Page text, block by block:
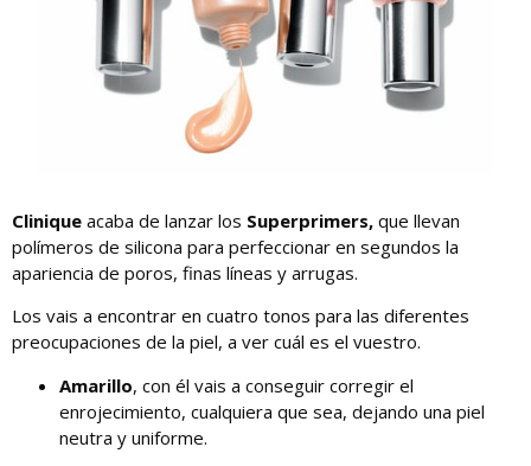
Clinique acaba de lanzar los Superprimers, que llevan
polímeros de silicona para perfeccionar en segundos la
apariencia de poros, finas líneas y arrugas.
Los vais a encontrar en cuatro tonos para las diferentes
preocupaciones de la piel, a ver cuál es el vuestro.
Amarillo, con él vais a conseguir corregir el
enrojecimiento, cualquiera que sea, dejando una piel
neutra y uniforme.